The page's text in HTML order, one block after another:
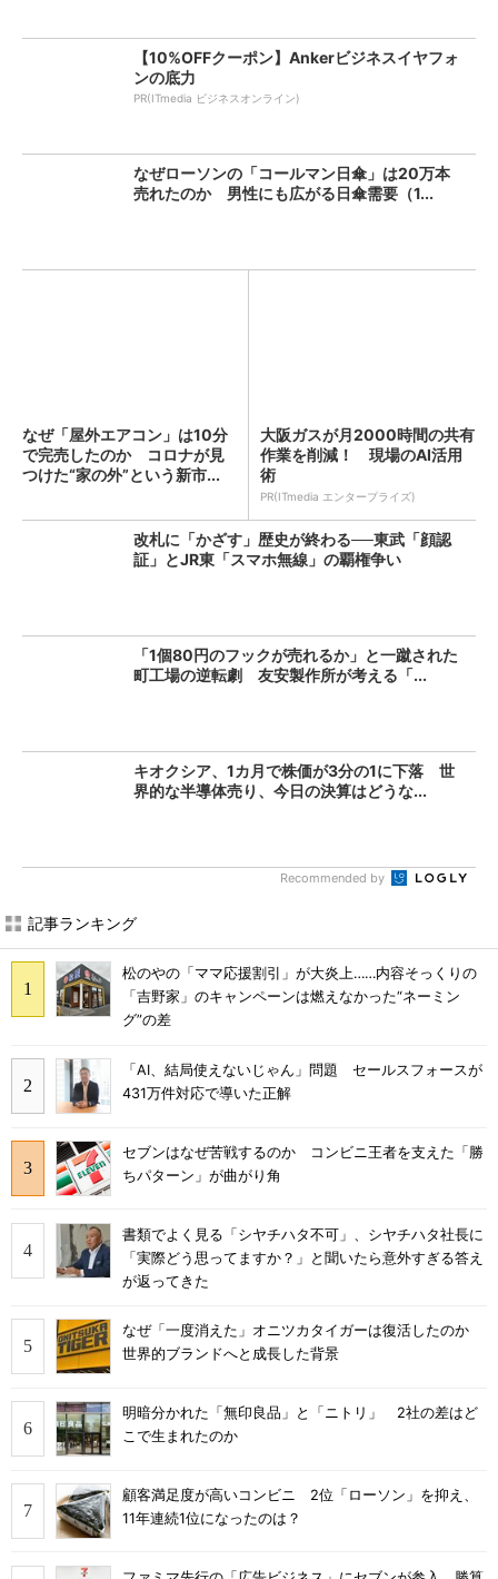
【10%OFFクーポン】Ankerビジネスイヤフォ
ンの底力
PR(ITmedia ビジネスオンライン)
なぜローソンの「コールマン日傘」は20万本
売れたのか 男性にも広がる日傘需要（1...
なぜ「屋外エアコン」は10分
で完売したのか コロナが見
つけた“家の外”という新市...
大阪ガスが月2000時間の共有
作業を削減！ 現場のAI活用
術
PR(ITmedia エンタープライズ)
改札に「かざす」歴史が終わる──東武「顔認
証」とJR東「スマホ無線」の覇権争い
「1個80円のフックが売れるか」と一蹴された
町工場の逆転劇 友安製作所が考える「...
キオクシア、1カ月で株価が3分の1に下落 世
界的な半導体売り、今日の決算はどうな...
Recommended by
記事ランキング
松のやの「ママ応援割引」が大炎上……内容そっくりの
「吉野家」のキャンペーンは燃えなかった“ネーミン
グ”の差
「AI、結局使えないじゃん」問題 セールスフォースが
431万件対応で導いた正解
セブンはなぜ苦戦するのか コンビニ王者を支えた「勝
ちパターン」が曲がり角
書類でよく見る「シヤチハタ不可」、シヤチハタ社長に
「実際どう思ってますか？」と聞いたら意外すぎる答え
が返ってきた
なぜ「一度消えた」オニツカタイガーは復活したのか
世界的ブランドへと成長した背景
明暗分かれた「無印良品」と「ニトリ」 2社の差はど
こで生まれたのか
顧客満足度が高いコンビニ 2位「ローソン」を抑え、
11年連続1位になったのは？